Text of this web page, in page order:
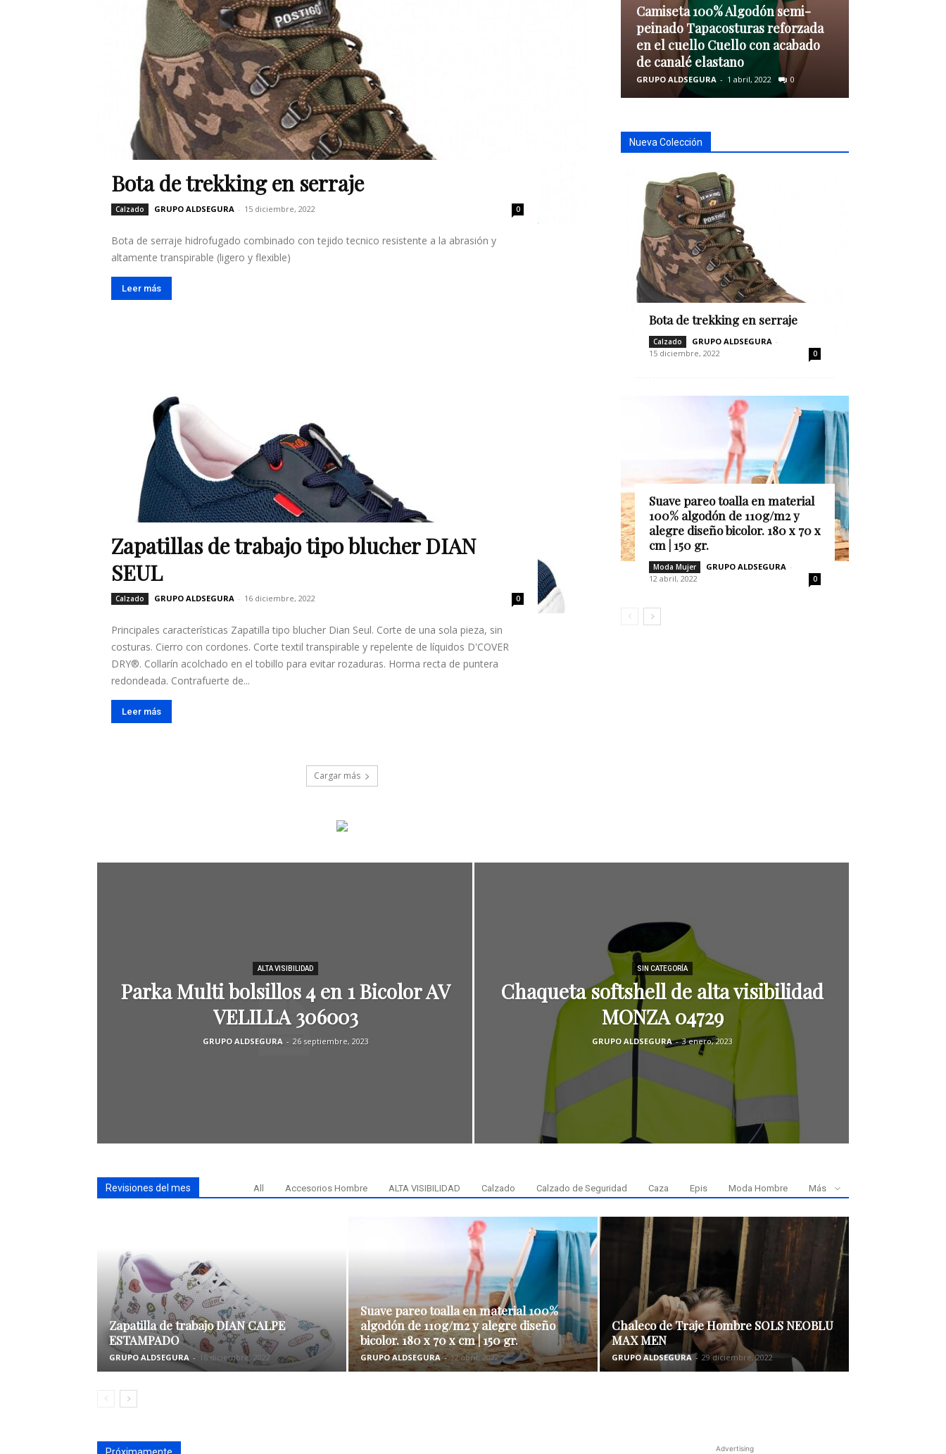
Bota de trekking en serraje
Calzado GRUPO ALDSEGURA - 15 diciembre, 2022 0
Bota de serraje hidrofugado combinado con tejido tecnico resistente a la abrasión y
altamente transpirable (ligero y flexible)
Leer más
Zapatillas de trabajo tipo blucher DIAN
SEUL
Calzado GRUPO ALDSEGURA - 16 diciembre, 2022 0
Principales características Zapatilla tipo blucher Dian Seul. Corte de una sola pieza, sin
costuras. Cierro con cordones. Corte textil transpirable y repelente de líquidos D'COVER
DRY®. Collarín acolchado en el tobillo para evitar rozaduras. Horma recta de puntera
redondeada. Contrafuerte de...
Leer más
Cargar más
Camiseta 100% Algodón semi-
peinado Tapacosturas reforzada
en el cuello Cuello con acabado
de canalé elastano
GRUPO ALDSEGURA - 1 abril, 2022 0
Nueva Colección
Bota de trekking en serraje
Calzado GRUPO ALDSEGURA -
15 diciembre, 2022
0
Suave pareo toalla en material
100% algodón de 110g/m2 y
alegre diseño bicolor. 180 x 70 x
cm | 150 gr.
Moda Mujer GRUPO ALDSEGURA -
12 abril, 2022
0
ALTA VISIBILIDAD
Parka Multi bolsillos 4 en 1 Bicolor AV
VELILLA 306003
GRUPO ALDSEGURA - 26 septiembre, 2023
SIN CATEGORÍA
Chaqueta softshell de alta visibilidad
MONZA 04729
GRUPO ALDSEGURA - 3 enero, 2023
Revisiones del mes All Accesorios Hombre ALTA VISIBILIDAD Calzado Calzado de Seguridad Caza Epis Moda Hombre Más
Zapatilla de trabajo DIAN CALPE
ESTAMPADO
GRUPO ALDSEGURA - 16 diciembre, 2022
Suave pareo toalla en material 100%
algodón de 110g/m2 y alegre diseño
bicolor. 180 x 70 x cm | 150 gr.
GRUPO ALDSEGURA - 12 abril, 2022
Chaleco de Traje Hombre SOLS NEOBLU
MAX MEN
GRUPO ALDSEGURA - 29 diciembre, 2022
Advertising